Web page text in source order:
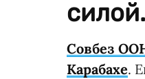
силой.
Совбез
Карабахе.